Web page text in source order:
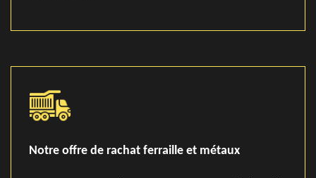
Notre offre de rachat ferraille et métaux